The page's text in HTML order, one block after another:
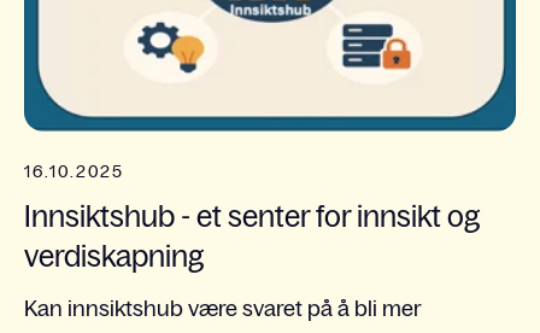
16.10.2025
Innsiktshub - et senter for innsikt og
verdiskapning
Kan innsiktshub være svaret på å bli mer